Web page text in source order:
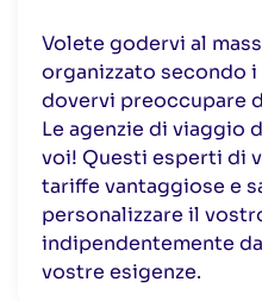
#2 BC Business Class
#3 Charter Voyages
#4 Delta Viaggi
#5 GTM Golf Travel
#6 Al Tigre Vanigliato
#7 Pianeta Evasione
#8 Il Viaggiatore
#9 I tuoi viaggi
Volete godervi al
organizzato secondo
dovervi preoccupare
Le agenzie di viaggio
voi! Questi esperti di
tariffe vantaggiose e
personalizzare il
indipendentemente
vostre esigenze.